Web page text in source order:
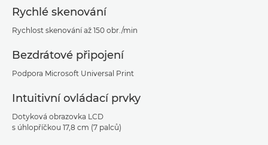
Rychlé skenování
Rychlost skenování až 150 obr./min
Bezdrátové připojení
Podpora Microsoft Universal Print
Intuitivní ovládací prvky
Dotyková obrazovka LCD
s úhlopříčkou 17,8 cm (7 palců)